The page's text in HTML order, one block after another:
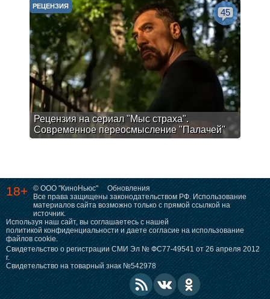
Рецензия на сериал "Мыс страха".
Современное переосмысление "Палачей"
РЕЦЕНЗИЯ
45
18+ © ООО "КиноНьюс"
Обновления
Все права защищены законодательством РФ. Использование
материалов сайта возможно только с прямой ссылкой на
источник.
Используя наш сайт, вы соглашаетесь с нашей
политикой конфиденциальности и даете согласие на использование
файлов cookie.
Свидетельство о регистрации СМИ Эл № ФС77-49541 от 26 апреля 2012
г.
Свидетельство на товарный знак №542978